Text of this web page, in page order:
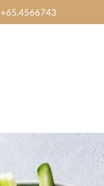
+65.4566743